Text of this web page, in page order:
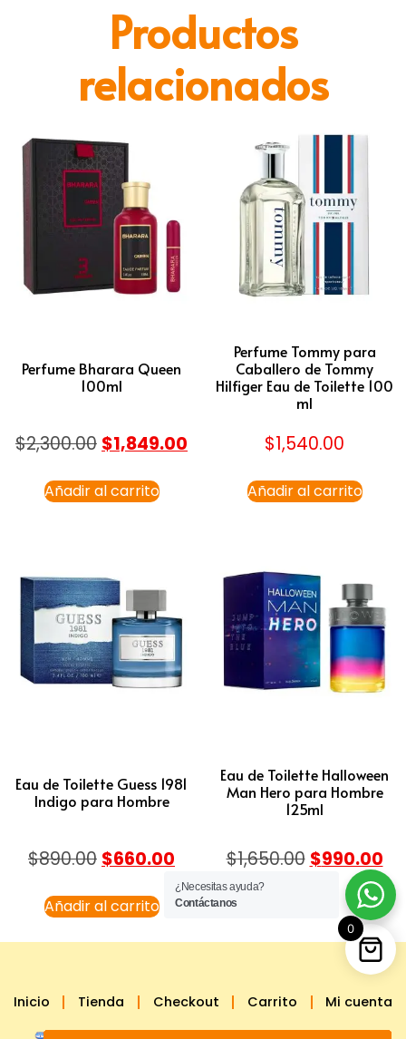
Productos
relacionados
Perfume Bharara Queen
100ml
$2,300.00 $1,849.00
Añadir al carrito
Perfume Tommy para
Caballero de Tommy
Hilfiger Eau de Toilette 100
ml
$1,540.00
Añadir al carrito
Eau de Toilette Guess 1981
Indigo para Hombre
$890.00 $660.00
Añadir al carrito
Eau de Toilette Halloween
Man Hero para Hombre
125ml
$1,650.00 $990.00
Inicio Tienda Checkout Carrito Mi cuenta
¿Necesitas ayuda?
Contáctanos
0